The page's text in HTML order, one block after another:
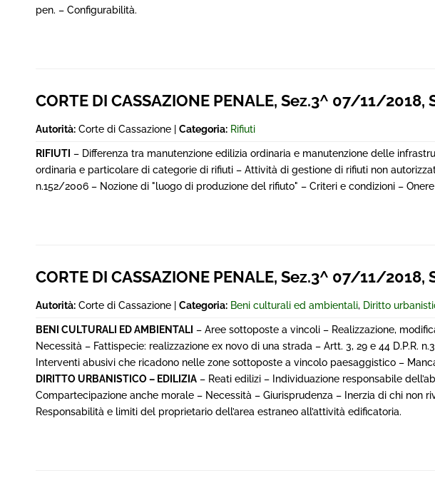
pen. – Configurabilità.
CORTE DI CASSAZIONE PENALE, Sez.3^ 07/11/2018,
Autorità: Corte di Cassazione | Categoria: Rifiuti
RIFIUTI – Differenza tra manutenzione edilizia ordinaria e manutenzione delle
ordinaria e particolare di categorie di rifiuti – Attività di gestione di rifiuti non
n.152/2006 – Nozione di "luogo di produzione del rifiuto" – Criteri e condizioni –
CORTE DI CASSAZIONE PENALE, Sez.3^ 07/11/2018,
Autorità: Corte di Cassazione | Categoria: Beni culturali ed ambientali, Diritto
BENI CULTURALI ED AMBIENTALI – Aree sottoposte a vincoli – Realizzazione,
Necessità – Fattispecie: realizzazione ex novo di una strada – Artt. 3, 29 e 44 D.P.R.
Interventi abusivi che ricadono nelle zone sottoposte a vincolo paesaggistico –
DIRITTO URBANISTICO – EDILIZIA – Reati edilizi – Individuazione responsabile
Compartecipazione anche morale – Necessità – Giurisprudenza – Inerzia di chi non
Responsabilità e limiti del proprietario dell’area estraneo all’attività edificatoria.